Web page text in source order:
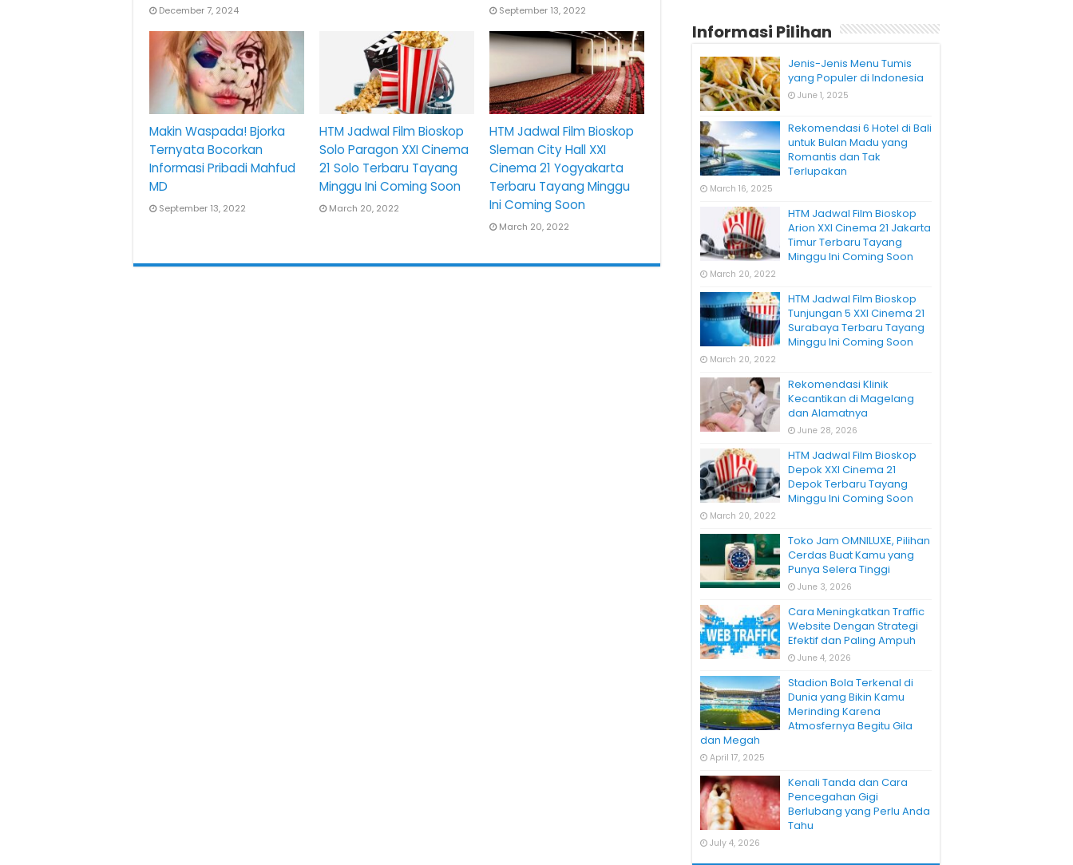
December 7, 2024 September 13, 2022
Makin Waspada! Bjorka
Ternyata Bocorkan
Informasi Pribadi Mahfud
MD
September 13, 2022
HTM Jadwal Film Bioskop
Solo Paragon XXI Cinema
21 Solo Terbaru Tayang
Minggu Ini Coming Soon
March 20, 2022
HTM Jadwal Film Bioskop
Sleman City Hall XXI
Cinema 21 Yogyakarta
Terbaru Tayang Minggu
Ini Coming Soon
March 20, 2022
Informasi Pilihan
Jenis-Jenis Menu Tumis
yang Populer di Indonesia
June 1, 2025
Rekomendasi 6 Hotel di Bali
untuk Bulan Madu yang
Romantis dan Tak
Terlupakan
March 16, 2025
HTM Jadwal Film Bioskop
Arion XXI Cinema 21 Jakarta
Timur Terbaru Tayang
Minggu Ini Coming Soon
March 20, 2022
HTM Jadwal Film Bioskop
Tunjungan 5 XXI Cinema 21
Surabaya Terbaru Tayang
Minggu Ini Coming Soon
March 20, 2022
Rekomendasi Klinik
Kecantikan di Magelang
dan Alamatnya
June 28, 2026
HTM Jadwal Film Bioskop
Depok XXI Cinema 21
Depok Terbaru Tayang
Minggu Ini Coming Soon
March 20, 2022
Toko Jam OMNILUXE, Pilihan
Cerdas Buat Kamu yang
Punya Selera Tinggi
June 3, 2026
Cara Meningkatkan Traffic
Website Dengan Strategi
Efektif dan Paling Ampuh
June 4, 2026
Stadion Bola Terkenal di
Dunia yang Bikin Kamu
Merinding Karena
Atmosfernya Begitu Gila
dan Megah
April 17, 2025
Kenali Tanda dan Cara
Pencegahan Gigi
Berlubang yang Perlu Anda
Tahu
July 4, 2026